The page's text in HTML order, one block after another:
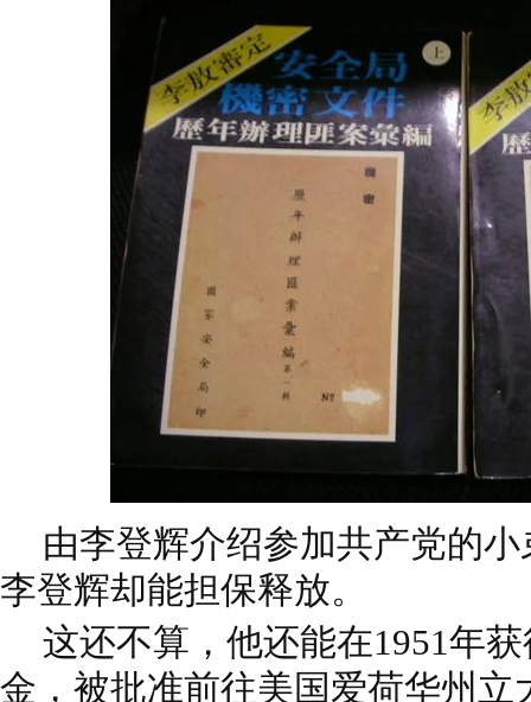
由李登辉介绍参加共产党的
李登辉却能担保释放。
这还不算，他还能在1951年
金，被批准前往美国爱荷华州立